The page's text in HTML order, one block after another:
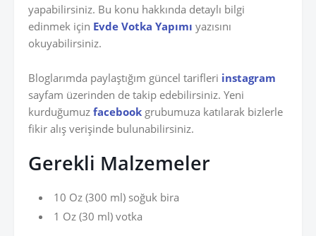
yapabilirsiniz. Bu konu hakkında detaylı bilgi
edinmek için Evde Votka Yapımı yazısını
okuyabilirsiniz.
Bloglarımda paylaştığım güncel tarifleri instagram
sayfam üzerinden de takip edebilirsiniz. Yeni
kurduğumuz facebook grubumuza katılarak bizlerle
fikir alış verişinde bulunabilirsiniz.
Gerekli Malzemeler
10 Oz (300 ml) soğuk bira
1 Oz (30 ml) votka